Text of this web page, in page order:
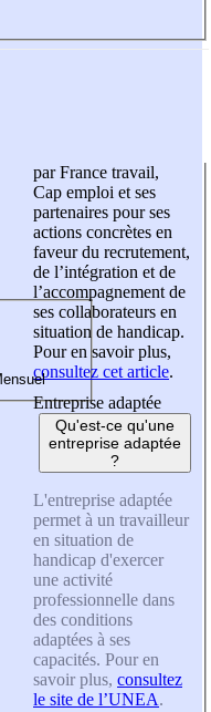
par France travail,
Cap emploi et ses
partenaires pour ses
actions concrètes en
faveur du recrutement,
de l’intégration et de
l’accompagnement de
ses collaborateurs en
situation de handicap.
Pour en savoir plus,
consultez cet article.
Entreprise adaptée
Qu'est-ce qu'une
entreprise adaptée
?
L'entreprise adaptée
permet à un travailleur
en situation de
handicap d'exercer
une activité
professionnelle dans
des conditions
adaptées à ses
capacités. Pour en
savoir plus, consultez
le site de l’UNEA.